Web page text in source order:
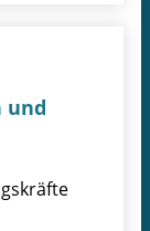
und